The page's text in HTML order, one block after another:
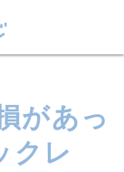
があっ
クレ